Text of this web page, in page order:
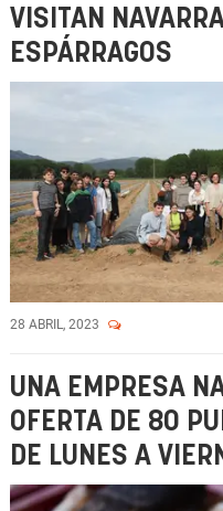
VISITAN
ESPÁRRAGOS
28 ABRIL, 2023
UNA EMPRESA
OFERTA DE 80
DE LUNES A